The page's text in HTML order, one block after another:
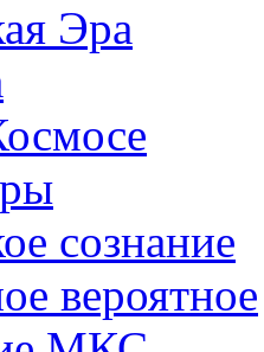
Эра
сознание
вероятное